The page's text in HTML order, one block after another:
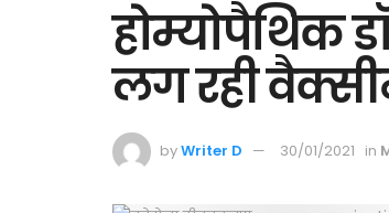
होम्योपैथिक
लग रही
byWriter D 30/01/2021 in